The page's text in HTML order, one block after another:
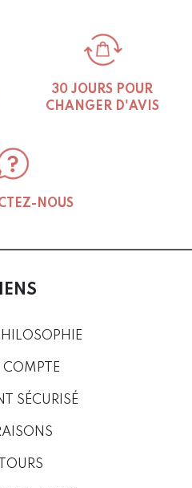
30 JOURS POUR
CHANGER D'AVIS
NOUS
SÉCURISÉ